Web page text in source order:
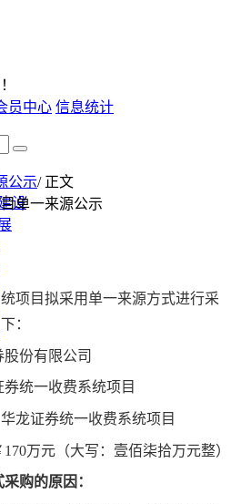
员中心 信息统计
设
公示/ 正文
单一来源公示
项目拟采用单一来源方式进行采
：
份有限公司
券统一收费系统项目
华龙证券统一收费系统项目
170万元（大写： 壹佰柒拾万元整）
购的原因：